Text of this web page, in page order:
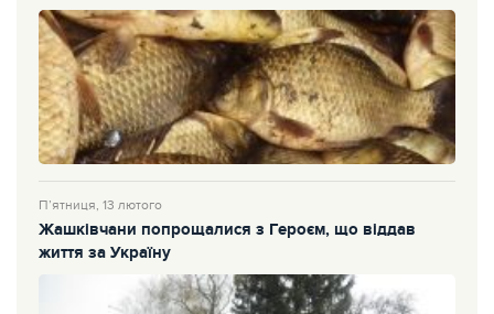
П’ятниця, 13 лютого
Жашківчани попрощалися з Героєм, що віддав
життя за Україну